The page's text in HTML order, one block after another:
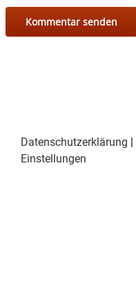
Datenschutzerklärung |
Einstellungen